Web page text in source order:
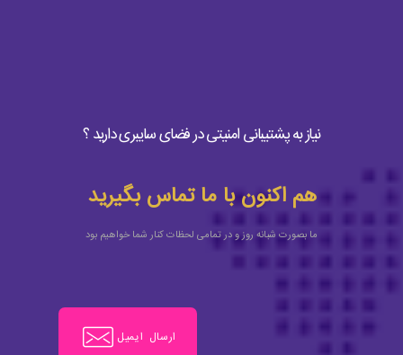
نیاز به پشتیبانی امنیتی در فضای سایبری دارید ؟
هم اکنون با ما تماس بگیرید
ما بصورت شبانه روز و در تمامی لحظات کنار شما خواهیم بود
ارسال ایمیل